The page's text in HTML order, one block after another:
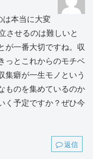
本当に大変
させるのは難しいと
が一番大切ですね。収
っとこれからのモチベ
集癖が一生モノという
ものを集めているのか
く予定ですか？ぜひ今
返信